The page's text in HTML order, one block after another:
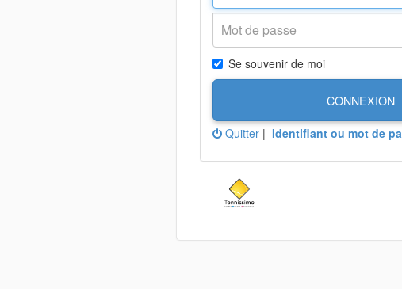
Se souvenir de moi
CONNEXION
Quitter | Identifiant ou mot de